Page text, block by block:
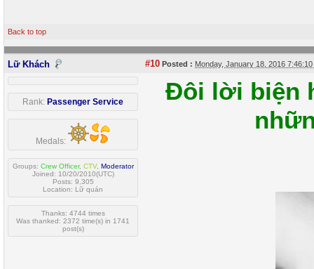
Back to top
Lữ Khách #10 Posted : Monday, January 18, 2016
Rank: Passenger Service
Medals:
Groups: Crew Officer, CTV, Moderator
Joined: 10/20/2010(UTC)
Posts: 9,305
Location: Lữ quán
Thanks: 4744 times
Was thanked: 2372 time(s) in 1741
post(s)
Đôi lời biện